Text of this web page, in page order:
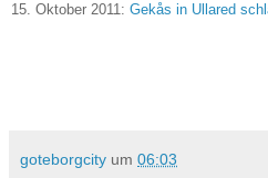
15. Oktober 2011: Gekås in Ullared
goteborgcity um 06:03